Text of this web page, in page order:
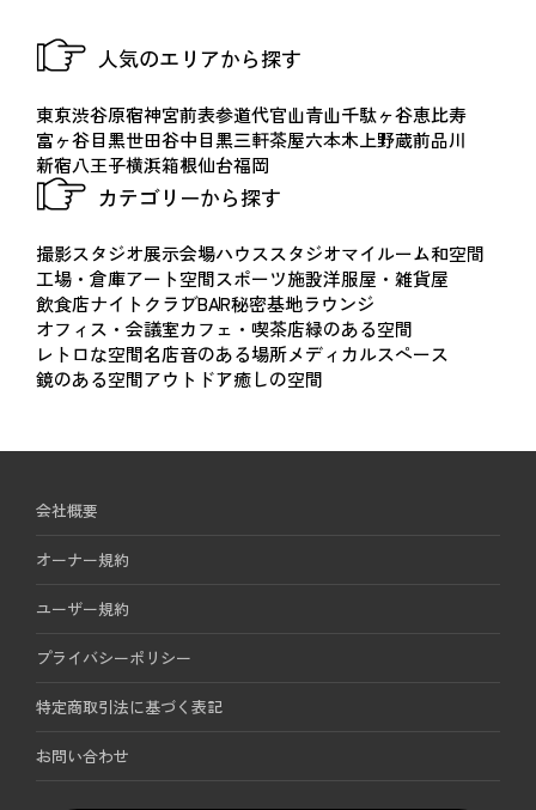
【新宿から】
車以外：中央線「立川駅」青梅線「拝島駅」から五日市
線に乗り換え 車：首都高速4号新宿線を進み、中央自動車
道で八王子第2出口～八王子IC～新滝山街道/都道169号線
※詳細な場所はお申し込み後にお伝えいたします。
音響機材：PioneerDJ rev7
ターンテーブル：Technics sl1200mk3d ミキサー：Pioneer
djm850
PAスピーカー、
ウーファー、
ベッド
布団
ハンモック
テント
プロジェクター
BBQグリル
有料備品
BBQプラン：2名様〜
7700円（税込）
グリルレンタル：1台2750円（税込）
・ご予約および決済前に、撮影の詳細が記載された企画書の
・掲載写真は撮影時点の内容です。現況と異なる場合がござ
います。
・館内の作家作品は権利保護のため、掲載・撮影ともに映り
・当日のご利用時間の延長、レンタル品の追加などは、別途
後日ご請求させていただきます。
【ご利用規約】
・ご利用時間は、入室から退室まで（搬入・設営・原状回
・ご利用時間が延長となった場合は、当日、現金またはクレ
・スペース内の家具や外壁にキズや汚れが生じた場合は、現
状回復をお願いいたします。著しい損傷があった場合は、別
・スペース内での火気の使用、煙の発生、スプレー塗装、そ
の他危険を伴う行為はご遠慮ください。
す。
人気のエリアから探す
東京渋谷原宿神宮前表参道代官山青山千駄ヶ谷恵比寿
富ヶ谷目黒世田谷中目黒三軒茶屋六本木上野蔵前品川
新宿八王子横浜箱根仙台福岡
カテゴリーから探す
撮影スタジオ展示会場ハウススタジオマイルーム和空間
工場・倉庫アート空間スポーツ施設洋服屋・雑貨屋
飲食店ナイトクラブBAR秘密基地ラウンジ
オフィス・会議室カフェ・喫茶店緑のある空間
レトロな空間名店音のある場所メディカルスペース
鏡のある空間アウトドア癒しの空間
会社概要
オーナー規約
ユーザー規約
プライバシーポリシー
特定商取引法に基づく表記
お問い合わせ